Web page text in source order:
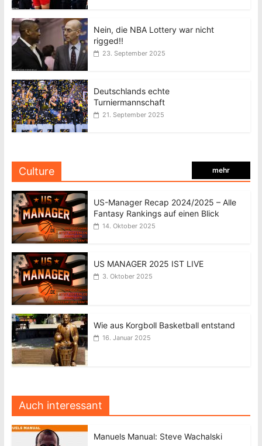
Nein, die NBA Lottery war nicht
rigged!!
23. September 2025
Deutschlands echte
Turniermannschaft
21. September 2025
Culture mehr
US-Manager Recap 2024/2025 – Alle
Fantasy Rankings auf einen Blick
14. Oktober 2025
US MANAGER 2025 IST LIVE
3. Oktober 2025
Wie aus Korgboll Basketball entstand
16. Januar 2025
Auch interessant
Manuels Manual: Steve Wachalski